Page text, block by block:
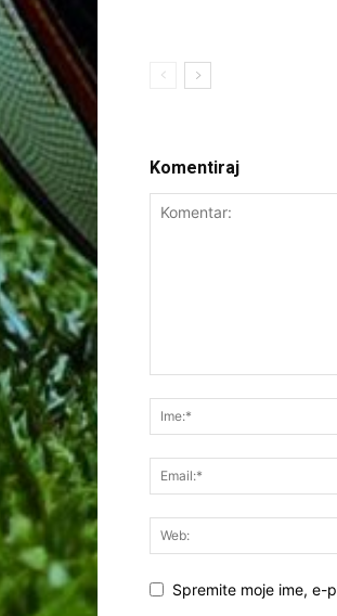
Komentiraj
Spremite moje ime, e-